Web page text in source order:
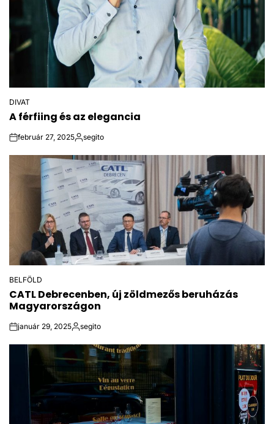
POSTED
IN
DIVAT
A férfiing és az elegancia
onfebruár 27, 2025Posted
segito
POSTED
IN
BELFÖLD
CATL Debrecenben, új zöldmezős beruházás
Magyarországon
onjanuár 29, 2025Posted
segito